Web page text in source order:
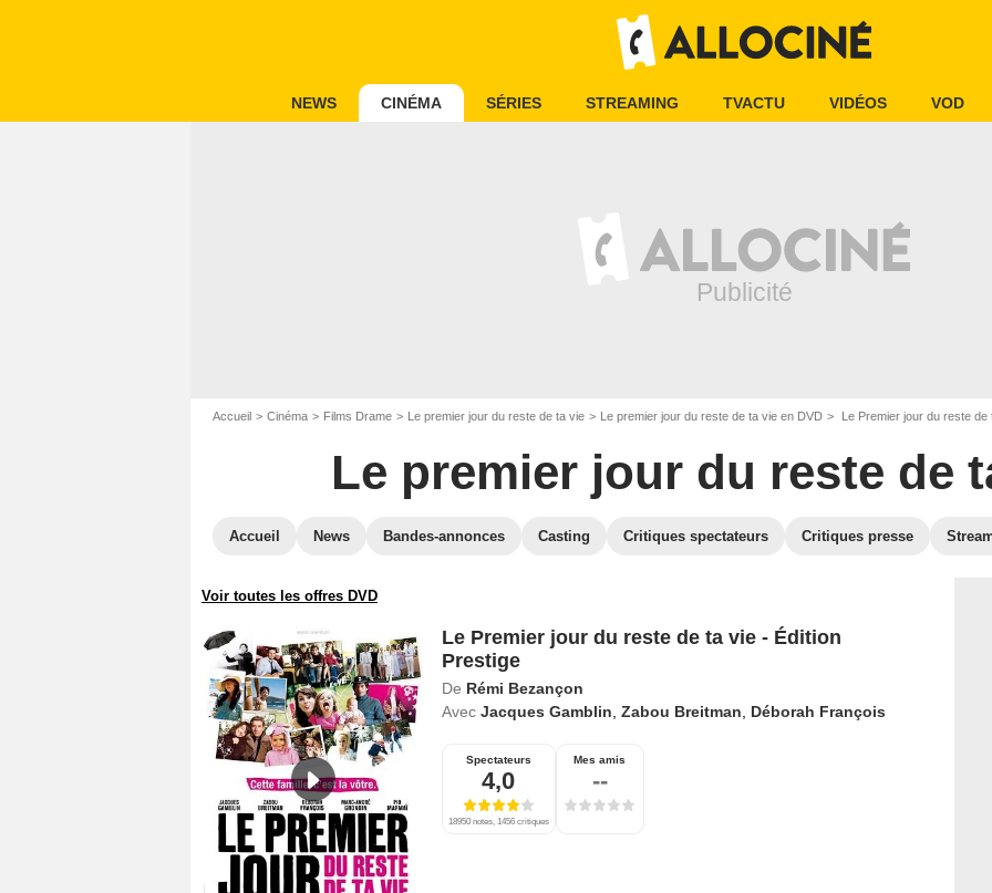
NEWS CINÉMA SÉRIES STREAMING TVACTU VIDÉOS VOD
Accueil Cinéma Films Drame Le premier jour du reste de ta vie Le premier jour du reste de ta vie en DVD Le Premier jour du reste
Le premier jour du reste de
Accueil News Bandes-annonces Casting Critiques spectateurs Critiques presse
Voir toutes les offres DVD
Le Premier jour du reste de ta vie - Édition
Prestige
De Rémi Bezançon
Avec Jacques Gamblin Zabou Breitman Déborah François
Spectateurs
4,0
18950 notes, 1456 critiques
Mes amis
--